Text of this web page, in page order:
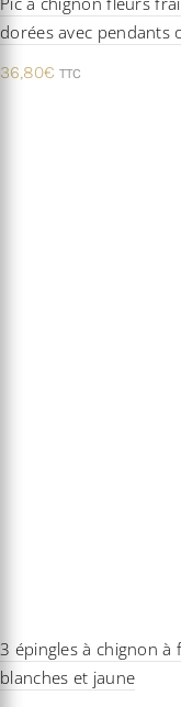
dorées avec pendants
36,80€ TTC
3 épingles à chignon à
blanches et jaune